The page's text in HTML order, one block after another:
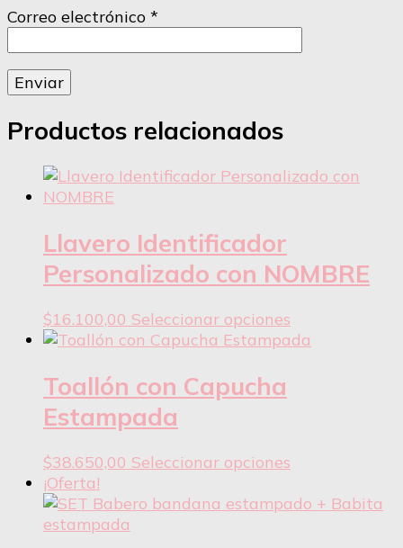
Correo electrónico *
Productos relacionados
Llavero Identificador
Personalizado con NOMBRE
$16.100,00 Seleccionar opciones
producto
elegir
Toallón con Capucha
Estampada
$38.650,00 Seleccionar opciones
tiene
¡Oferta!